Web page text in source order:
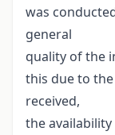
was
general
quality of the
this due to
received,
the